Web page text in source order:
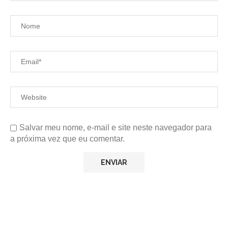
Salvar meu nome, e-mail e site neste navegador para
a próxima vez que eu comentar.